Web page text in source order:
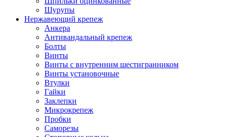
Шурупы
Нержавеющий крепеж
Анкера
Антивандальный крепеж
Болты
Винты
Винты с внутренним шестигранником
Винты установочные
Втулки
Гайки
Заклепки
Микрокрепеж
Пробки
Саморезы